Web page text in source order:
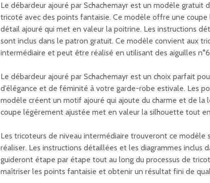
Le débardeur ajouré par Schachemayr est un modèle gratuit
tricoté avec des points fantaisie. Ce modèle offre une
détail ajouré qui met en valeur la poitrine. Les instructions
sont inclus dans le patron gratuit. Ce modèle convient aux
intermédiaire et peut être réalisé en utilisant des aiguilles
Le débardeur ajouré par Schachemayr est un choix parfait
d’élégance et de féminité à votre garde-robe estivale. Les
modèle créent un motif ajouré qui ajoute du charme et de la
coupe légèrement ajustée met en valeur la silhouette tout
Les tricoteurs de niveau intermédiaire trouveront ce modèle
réaliser. Les instructions détaillées et les diagrammes inclus
guideront étape par étape tout au long du processus de
maîtriser les points fantaisie et obtenir un résultat fini de